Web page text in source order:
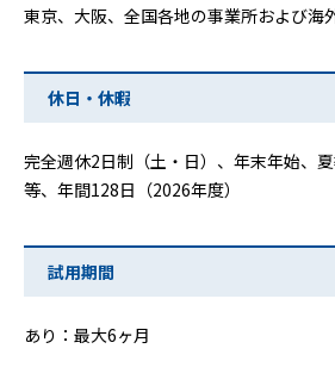
東京、大阪、全国各地の事業所および海
休日・休暇
完全週休2日制（土・日）、年末年始、
等、年間128日（2026年度）
試用期間
あり：最大6ヶ月